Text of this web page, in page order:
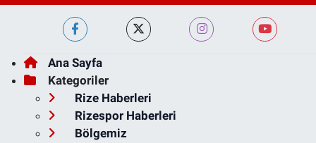
Ana Sayfa
Kategoriler
Rize Haberleri
Rizespor Haberleri
Bölgemiz